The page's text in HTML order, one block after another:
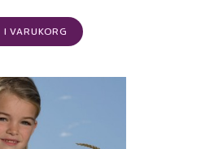
VARUKORG